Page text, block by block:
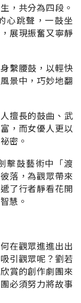
，共分為四段。
心跳聲，一鼓坐
展現振奮又寧靜
繫腰鼓，以輕快
景中，巧妙地翻
擅長的鼓曲、武
，而女優人更以
密。
擊鼓藝術中「渡
落，為觀眾帶來
了行者靜看花開
慧。
在觀眾進進出出
引觀眾呢？劉若
賞的創作劇團來
必須努力將故事